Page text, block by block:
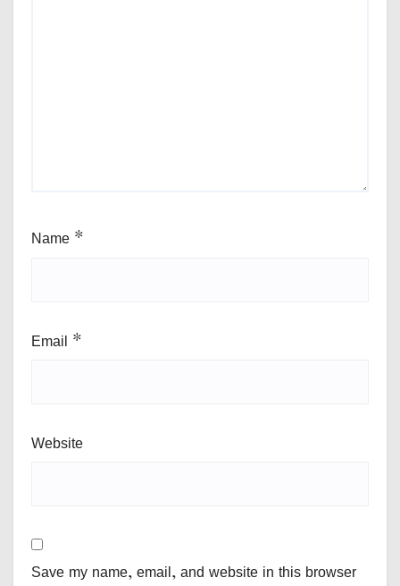
Name *
Email *
Website
Save my name, email, and website in this browser